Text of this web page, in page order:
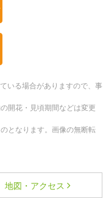
いる場合がありますので、事
開花・見頃期間などは変更
となります。画像の無断転
地図・アクセス